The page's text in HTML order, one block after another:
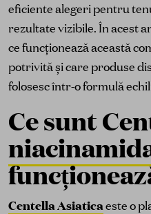
eficiente alegeri pentru
rezultate vizibile. În acest
ce funcționează această
potrivită și care produse
folosesc într-o formulă
Ce sunt
Centella Asiaticaeste o